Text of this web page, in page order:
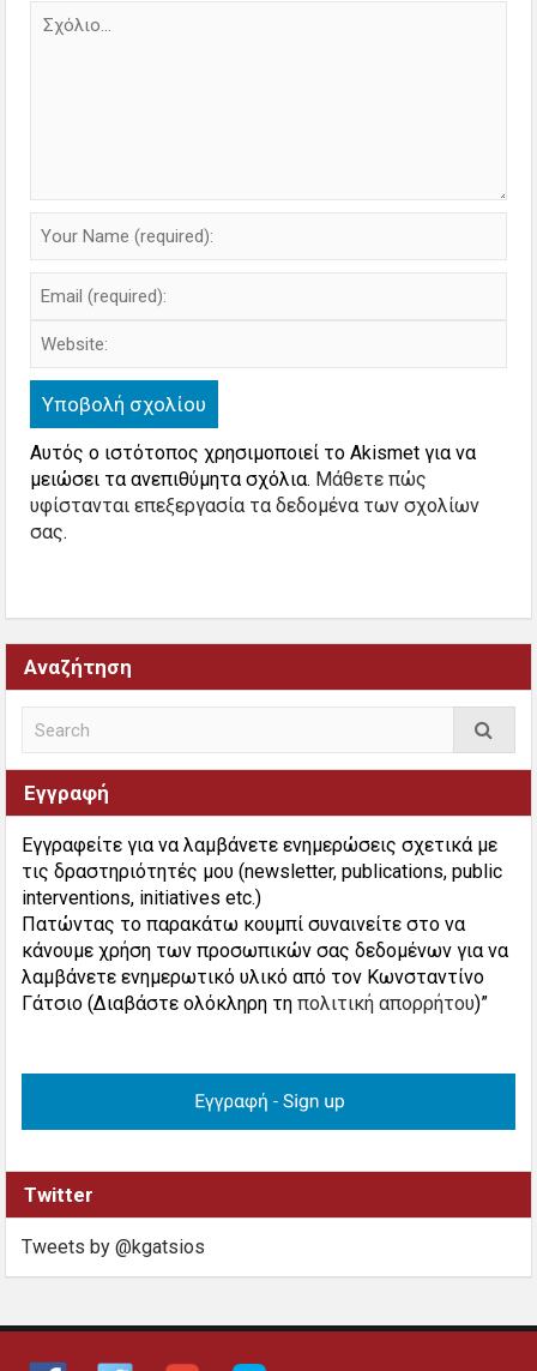
Αυτός ο ιστότοπος χρησιμοποιεί το Akismet για να
μειώσει τα ανεπιθύμητα σχόλια. Μάθετε πώς
υφίστανται επεξεργασία τα δεδομένα των σχολίων
σας.
Αναζήτηση
Εγγραφή
Εγγραφείτε για να λαμβάνετε ενημερώσεις σχετικά με
τις δραστηριότητές μου (newsletter, publications, public
interventions, initiatives etc.)
Πατώντας το παρακάτω κουμπί συναινείτε στο να
κάνουμε χρήση των προσωπικών σας δεδομένων για να
λαμβάνετε ενημερωτικό υλικό από τον Κωνσταντίνο
Γάτσιο (Διαβάστε ολόκληρη τηπολιτική απορρήτου)”
Twitter
Tweets by @kgatsios